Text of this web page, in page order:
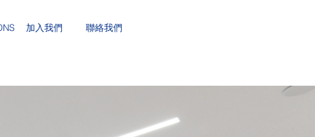
加入我們 聯絡我們